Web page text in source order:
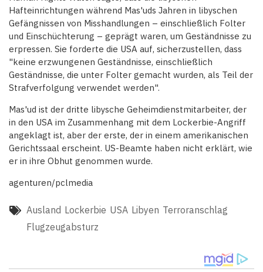
Hafteinrichtungen während Mas'uds Jahren in libyschen
Gefängnissen von Misshandlungen – einschließlich Folter
und Einschüchterung – geprägt waren, um Geständnisse zu
erpressen. Sie forderte die USA auf, sicherzustellen, dass
"keine erzwungenen Geständnisse, einschließlich
Geständnisse, die unter Folter gemacht wurden, als Teil der
Strafverfolgung verwendet werden".
Mas'ud ist der dritte libysche Geheimdienstmitarbeiter, der
in den USA im Zusammenhang mit dem Lockerbie-Angriff
angeklagt ist, aber der erste, der in einem amerikanischen
Gerichtssaal erscheint. US-Beamte haben nicht erklärt, wie
er in ihre Obhut genommen wurde.
agenturen/pclmedia
Ausland Lockerbie USA Libyen Terroranschlag
Flugzeugabsturz